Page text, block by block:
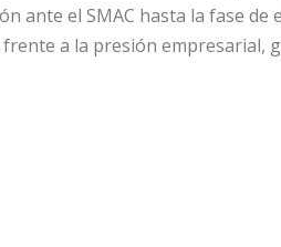
ante el SMAC hasta la fase de
a la presión empresarial,